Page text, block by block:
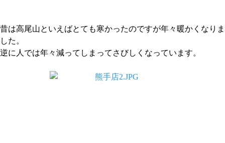
昔は高尾山といえばとても寒かったのですが年々暖かくなりま
した。
逆に人では年々減ってしまってさびしくなっています。